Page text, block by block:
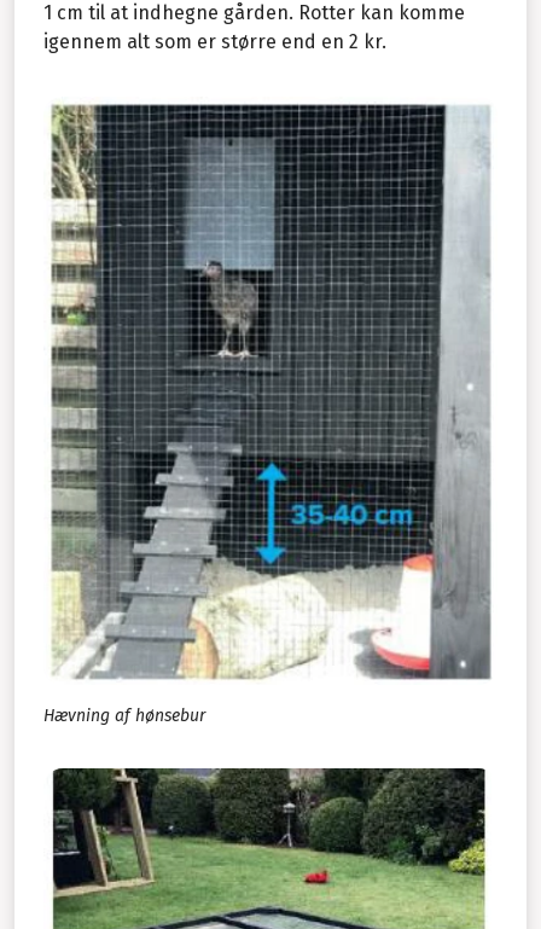
1 cm til at indhegne gården. Rotter kan komme
igennem alt som er større end en 2 kr.
Hævning af hønsebur